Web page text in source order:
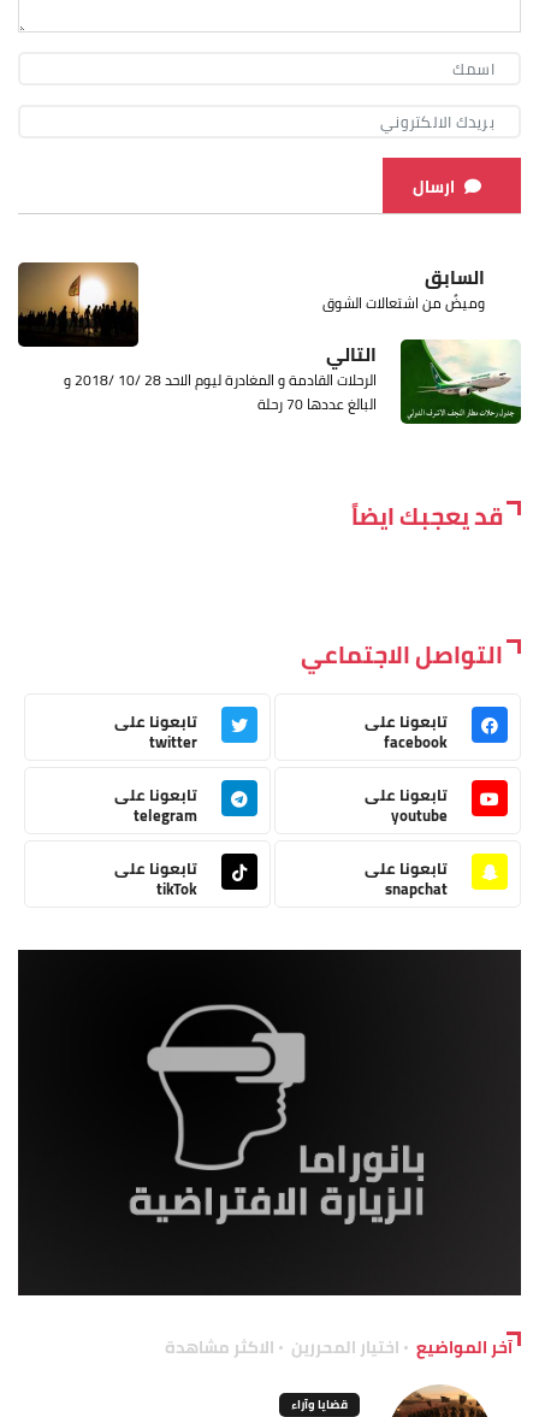
ارسال
السابق
وميضٌ من اشتعالات الشوق
التالي
الرحلات القادمة و المغادرة ليوم الاحد 28 /10 /2018 و
البالغ عددها 70 رحلة
قد يعجبك ايضاً
التواصل الاجتماعي
تابعونا على
facebook
تابعونا على
twitter
تابعونا على
youtube
تابعونا على
telegram
تابعونا على
snapchat
تابعونا على
tikTok
آخر المواضيع اختيار المحررين الاكثر مشاهدة
قضايا وآراء